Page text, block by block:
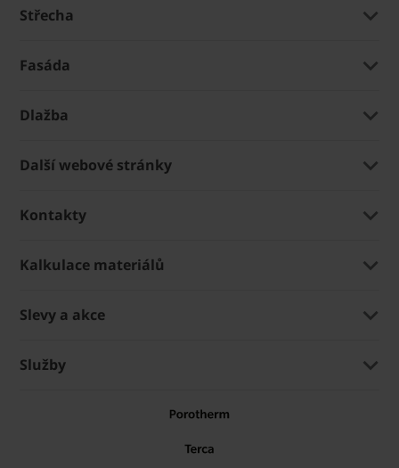
Střecha
Fasáda
Dlažba
Další webové stránky
Kontakty
Kalkulace materiálů
Slevy a akce
Služby